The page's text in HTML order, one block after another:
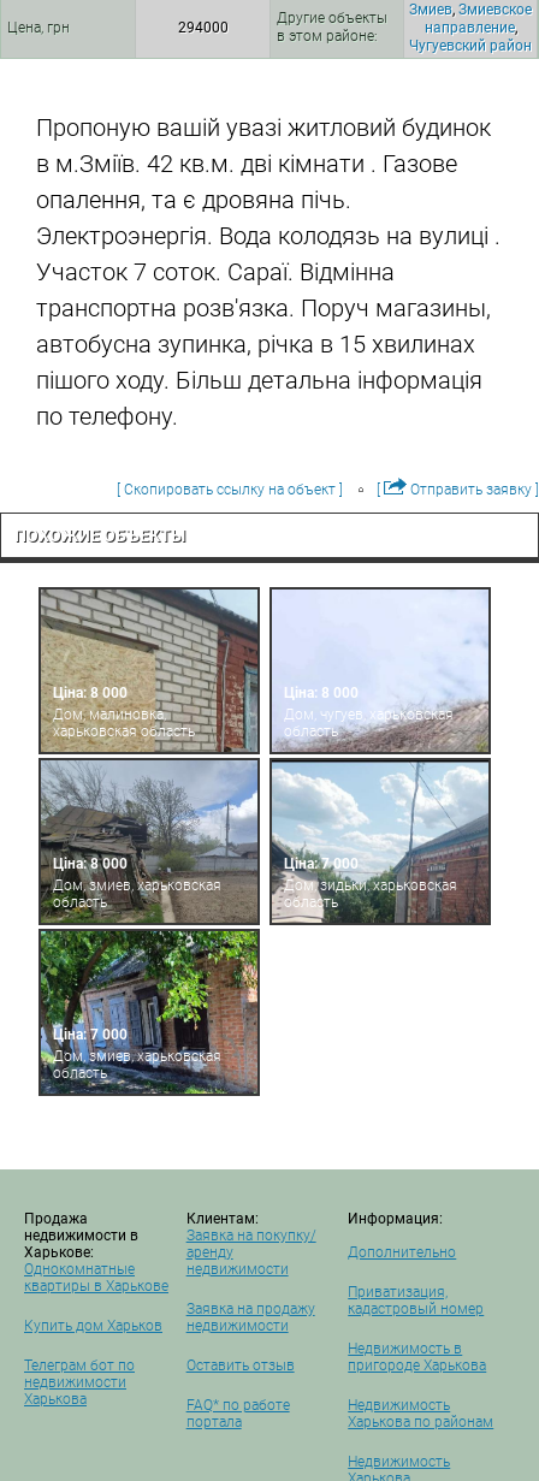
Цена, грн 294000
Другие объекты
в этом районе:
Змиев, Змиевское
направление,
Чугуевский район
Пропоную вашій увазі житловий будинок
в м.Зміїв. 42 кв.м. дві кімнати . Газове
опалення, та є дровяна пічь.
Электроэнергія. Вода колодязь на вулиці .
Участок 7 соток. Сараї. Відмінна
транспортна розв'язка. Поруч магазины,
автобусна зупинка, річка в 15 хвилинах
пішого ходу. Більш детальна інформація
по телефону.
[ Скопировать ссылку на объект ] Отправить заявку ]
ПОХОЖИЕ ОБЪЕКТЫ
Ціна: 8 000
Дом, малиновка,
харьковская область
Ціна: 8 000
Дом, чугуев, харьковская
область
Ціна: 8 000
Дом, змиев, харьковская
область
Ціна: 7 000
Дом, зидьки, харьковская
область
Ціна: 7 000
Дом, змиев, харьковская
область
Продажа
недвижимости в
Харькове:
Однокомнатные
квартиры в Харькове
Купить дом Харьков
Телеграм бот по
недвижимости
Харькова
Клиентам:
Заявка на покупку/
аренду
недвижимости
Заявка на продажу
недвижимости
Оставить отзыв
FAQ* по работе
портала
Информация:
Дополнительно
Приватизация,
кадастровый номер
Недвижимость в
пригороде Харькова
Недвижимость
Харькова по районам
Недвижимость